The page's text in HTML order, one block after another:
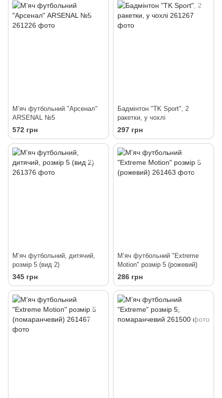
Мʼяч футбольний "Арсенал"
ARSENAL №5
572 грн
Бадмінтон "TK Sport", 2
ракетки, у чохлі
297 грн
Мʼяч футбольний, дитячий,
розмір 5 (вид 2)
345 грн
Мʼяч футбольний "Extreme
Motion" розмір 5 (рожевий)
286 грн